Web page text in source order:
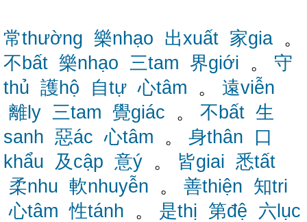
常thường 樂nhạo 出xuất 家gia 。
不bất 樂nhạo 三tam 界giới 。 守
thủ 護hộ 自tự 心tâm 。 遠viễn
離ly 三tam 覺giác 。 不bất 生
sanh 惡ác 心tâm 。 身thân
口
khẩu 及cập 意ý 。 皆giai 悉tất
柔nhu 軟nhuyễn 。 善thiện 知tri
心tâm 性tánh 。 是thị 第đệ 六lục